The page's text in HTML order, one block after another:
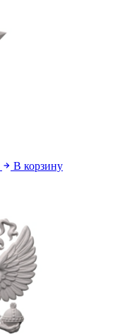
В корзину